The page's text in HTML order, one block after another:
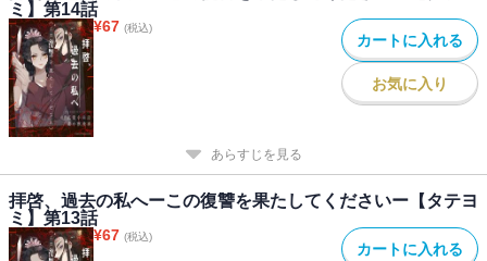
ミ】第14話
¥67 (税込)
カートに入れる
お気に入り
あらすじを見る
拝啓、過去の私へーこの復讐を果たしてくださいー【タテヨ
ミ】第13話
¥67 (税込)
カートに入れる